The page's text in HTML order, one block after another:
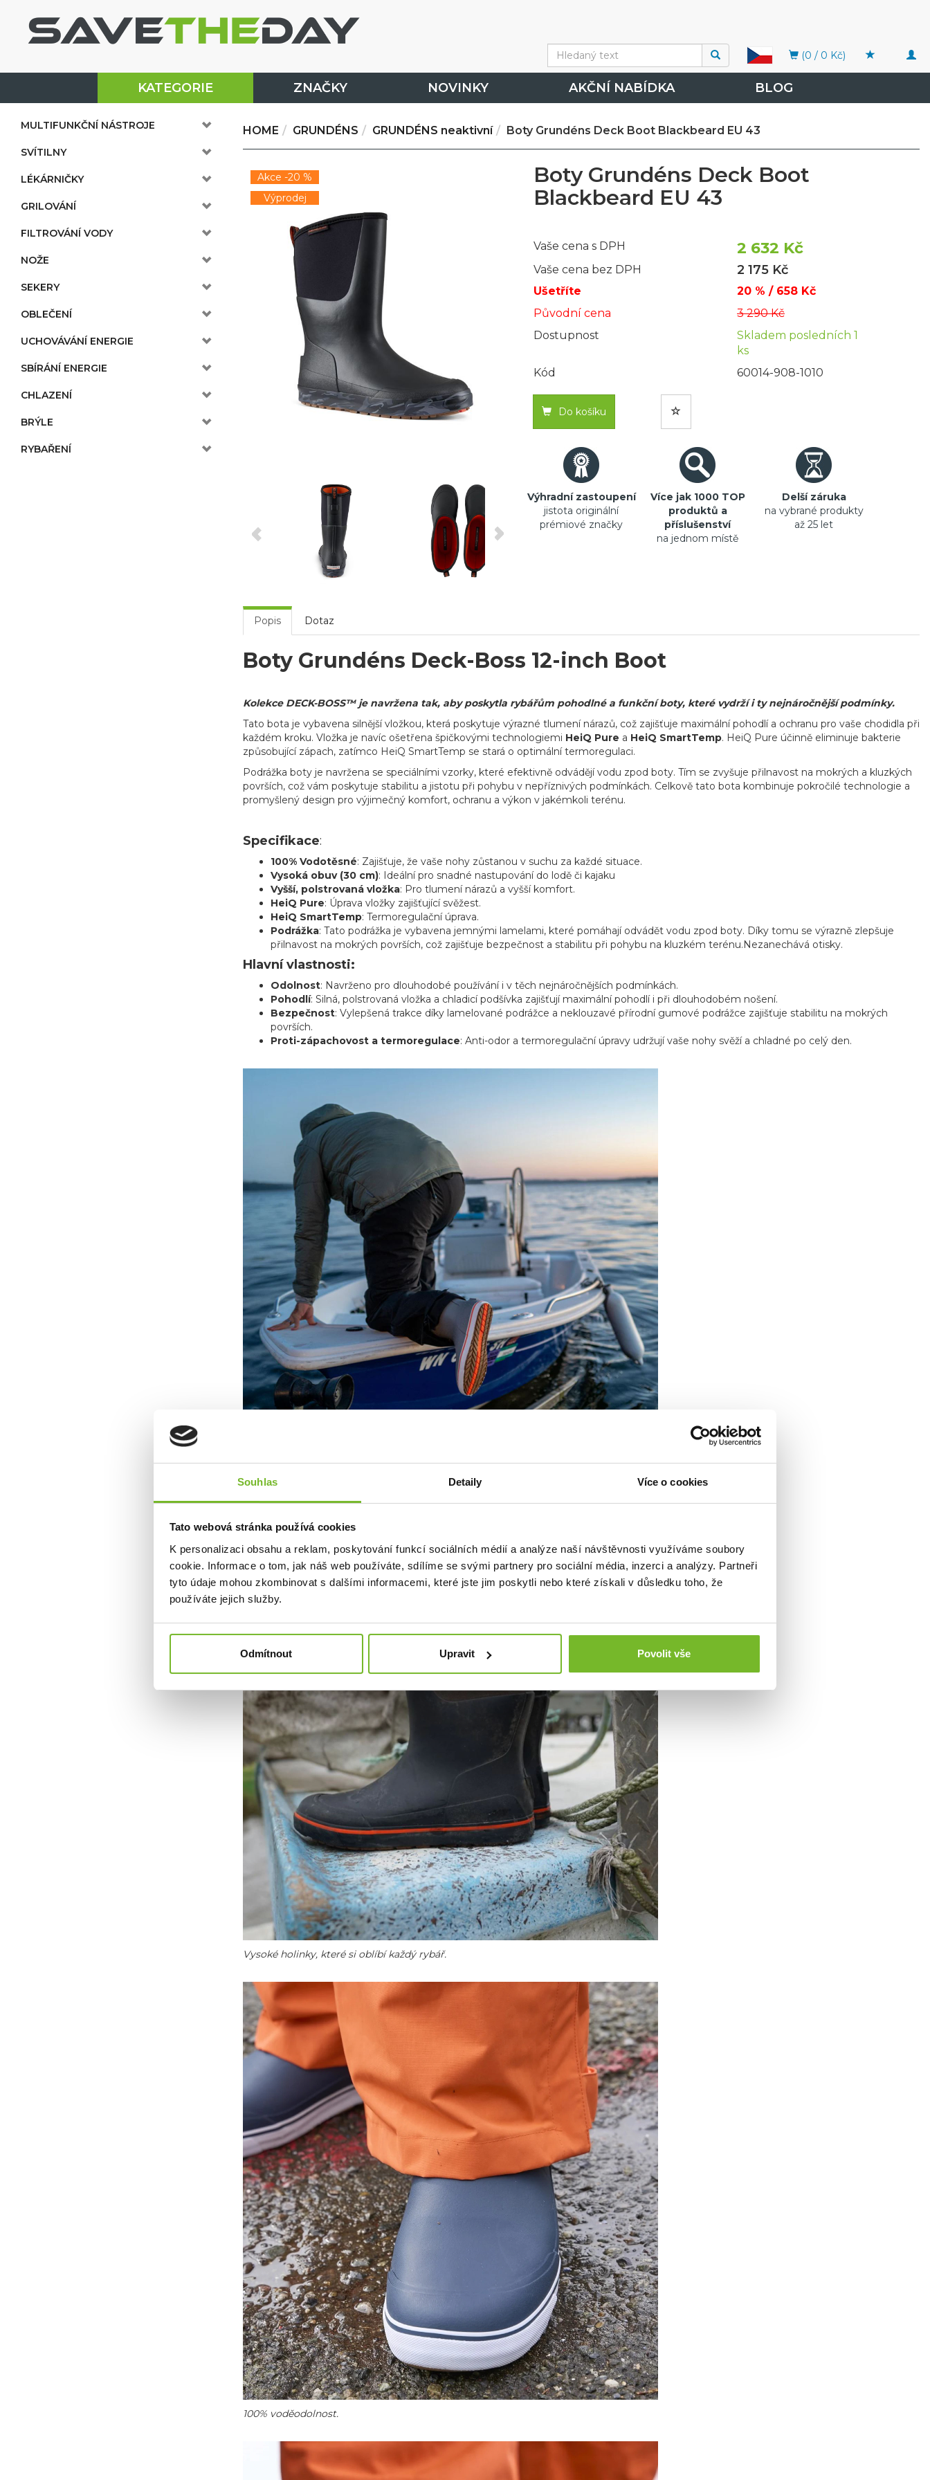
Souhlas Detaily Více o cookies
Tato webová stránka používá cookies
K personalizaci obsahu a reklam, poskytování funkcí sociálních médií a analýze naší návštěvnosti využíváme soubory
cookie. Informace o tom, jak náš web používáte, sdílíme se svými partnery pro sociální média, inzerci a analýzy. Partneři
tyto údaje mohou zkombinovat s dalšími informacemi, které jste jim poskytli nebo které získali v důsledku toho, že
používáte jejich služby.
Odmítnout Upravit Povolit vše
(0 / 0 Kč)
KATEGORIE ZNAČKY NOVINKY AKČNÍ NABÍDKA BLOG
MULTIFUNKČNÍ NÁSTROJE
SVÍTILNY
LÉKÁRNIČKY
GRILOVÁNÍ
FILTROVÁNÍ VODY
NOŽE
SEKERY
OBLEČENÍ
UCHOVÁVÁNÍ ENERGIE
SBÍRÁNÍ ENERGIE
CHLAZENÍ
BRÝLE
RYBAŘENÍ
HOME GRUNDÉNS GRUNDÉNS neaktivní Boty Grundéns Deck Boot Blackbeard EU 43
Akce -20 %
Výprodej
Boty Grundéns Deck Boot
Blackbeard EU 43
Vaše cena s DPH 2 632 Kč
Vaše cena bez DPH 2 175 Kč
Ušetříte
20 % / 658 Kč
Původní cena
3 290 Kč
Dostupnost
Skladem posledních 1
ks
Kód
60014-908-1010
Do košíku
Výhradní zastoupení
jistota originální
prémiové značky
Více jak 1000 TOP
produktů a
příslušenství
na jednom místě
Delší záruka
na vybrané produkty
až 25 let
Popis Dotaz
Boty Grundéns Deck-Boss 12-inch Boot
Kolekce DECK-BOSS™ je navržena tak, aby poskytla rybářům pohodlné a funkční boty, které vydrží i ty nejnáročnější podmínky.
Tato bota je vybavena silnější vložkou, která poskytuje výrazné tlumení nárazů, což zajišťuje maximální pohodlí a ochranu pro vaše chodidla při
každém kroku. Vložka je navíc ošetřena špičkovými technologiemi HeiQ Pure a HeiQ SmartTemp. HeiQ Pure účinně eliminuje bakterie
způsobující zápach, zatímco HeiQ SmartTemp se stará o optimální termoregulaci.
Podrážka boty je navržena se speciálními vzorky, které efektivně odvádějí vodu zpod boty. Tím se zvyšuje přilnavost na mokrých a kluzkých
površích, což vám poskytuje stabilitu a jistotu při pohybu v nepříznivých podmínkách. Celkově tato bota kombinuje pokročilé technologie a
promyšlený design pro výjimečný komfort, ochranu a výkon v jakémkoli terénu.
Specifikace:
100% Vodotěsné: Zajišťuje, že vaše nohy zůstanou v suchu za každé situace.
Vysoká obuv (30 cm): Ideální pro snadné nastupování do lodě či kajaku
Vyšší, polstrovaná vložka: Pro tlumení nárazů a vyšší komfort.
HeiQ Pure: Úprava vložky zajišťující svěžest.
HeiQ SmartTemp: Termoregulační úprava.
Podrážka: Tato podrážka je vybavena jemnými lamelami, které pomáhají odvádět vodu zpod boty. Díky tomu se výrazně zlepšuje
přilnavost na mokrých površích, což zajišťuje bezpečnost a stabilitu při pohybu na kluzkém terénu.Nezanechává otisky.
Hlavní vlastnosti:
Odolnost: Navrženo pro dlouhodobé používání i v těch nejnáročnějších podmínkách.
Pohodlí: Silná, polstrovaná vložka a chladicí podšívka zajišťují maximální pohodlí i při dlouhodobém nošení.
Bezpečnost: Vylepšená trakce díky lamelované podrážce a neklouzavé přírodní gumové podrážce zajišťuje stabilitu na mokrých
površích.
Proti-zápachovost a termoregulace: Anti-odor a termoregulační úpravy udržují vaše nohy svěží a chladné po celý den.
Vysoké holinky, které si oblíbí každý rybář.
100% voděodolnost.